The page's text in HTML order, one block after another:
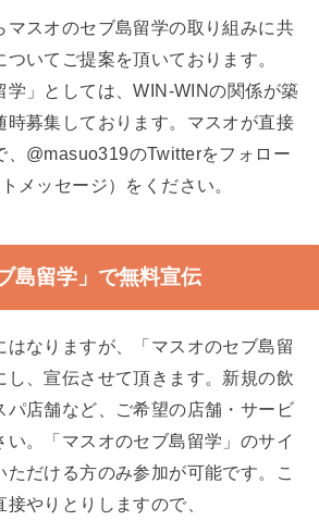
マスオのセブ島留学の取り組みに共
いてご提案を頂いております。
学」としては、WIN-WINの関係が築
時募集しております。マスオが直接
、@masuo319のTwitterをフォロー
メッセージ）をください。
島留学」で無料宣伝
はなりますが、「マスオのセブ島留
し、宣伝させて頂きます。新規の飲
パ店舗など、ご希望の店舗・サービ
い。「マスオのセブ島留学」のサイ
ただける方のみ参加が可能です。こ
やりとりしますので、